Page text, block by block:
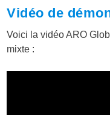
Vidéo de
Voici la vidéo ARO
mixte :